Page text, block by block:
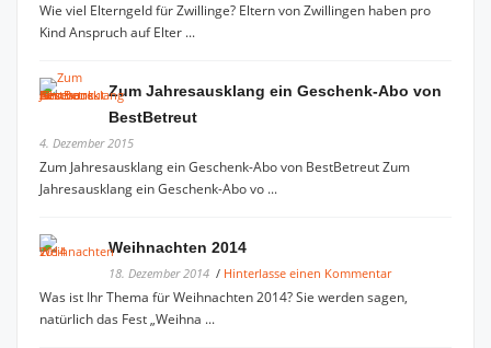
Wie viel Elterngeld für Zwillinge? Eltern von Zwillingen haben pro
Kind Anspruch auf Elter ...
Zum Jahresausklang ein Geschenk-Abo von
BestBetreut
4. Dezember 2015
Zum Jahresausklang ein Geschenk-Abo von BestBetreut Zum
Jahresausklang ein Geschenk-Abo vo ...
Weihnachten 2014
18. Dezember 2014 / Hinterlasse einen Kommentar
Was ist Ihr Thema für Weihnachten 2014? Sie werden sagen,
natürlich das Fest „Weihna ...